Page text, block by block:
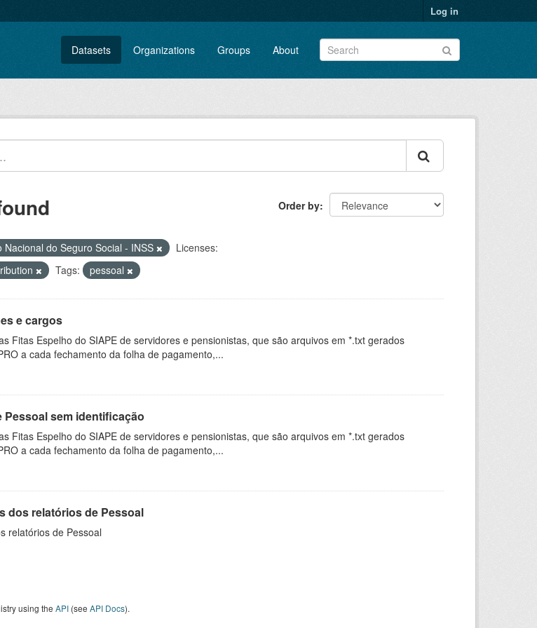
Log in
Datasets Organizations Groups About
Order by
Nacional do Seguro Social - INSS
Licenses:
Tags: pessoal
e cargos
Fitas Espelho do SIAPE de servidores e pensionistas, que são arquivos em *.txt gerados
a cada fechamento da folha de pagamento,...
sem identificação
Fitas Espelho do SIAPE de servidores e pensionistas, que são arquivos em *.txt gerados
a cada fechamento da folha de pagamento,...
dos relatórios de Pessoal
relatórios de Pessoal
using the API (see API Docs).